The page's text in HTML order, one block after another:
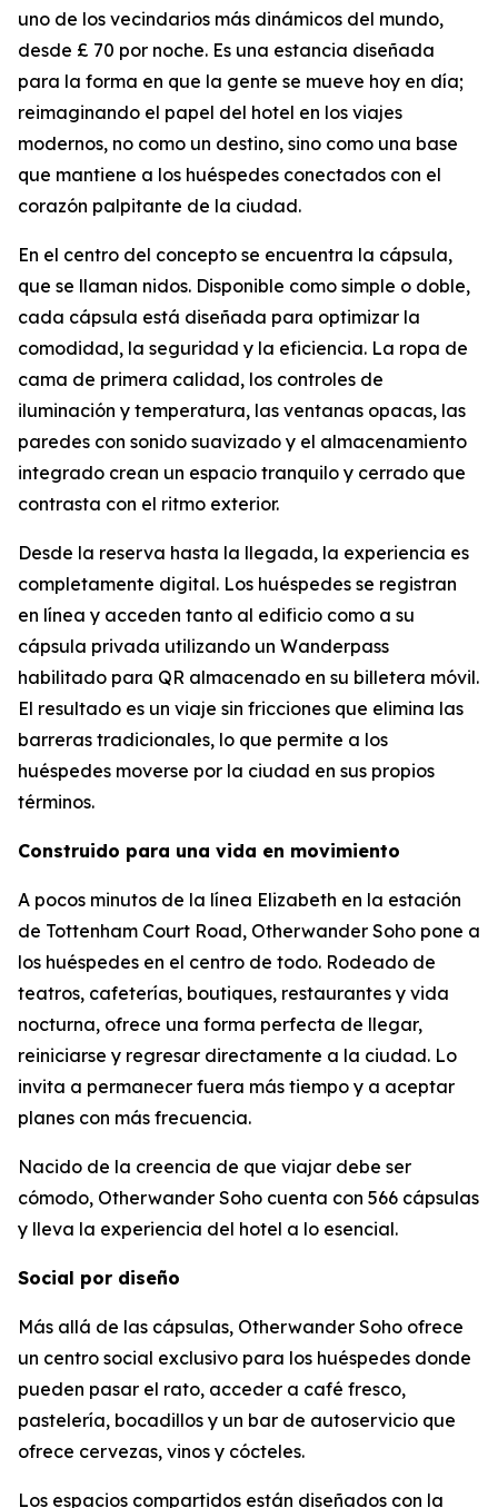
uno de los vecindarios más dinámicos del mundo,
desde £ 70 por noche. Es una estancia diseñada
para la forma en que la gente se mueve hoy en día;
reimaginando el papel del hotel en los viajes
modernos, no como un destino, sino como una base
que mantiene a los huéspedes conectados con el
corazón palpitante de la ciudad.
En el centro del concepto se encuentra la cápsula,
que se llaman nidos. Disponible como simple o doble,
cada cápsula está diseñada para optimizar la
comodidad, la seguridad y la eficiencia. La ropa de
cama de primera calidad, los controles de
iluminación y temperatura, las ventanas opacas, las
paredes con sonido suavizado y el almacenamiento
integrado crean un espacio tranquilo y cerrado que
contrasta con el ritmo exterior.
Desde la reserva hasta la llegada, la experiencia es
completamente digital. Los huéspedes se registran
en línea y acceden tanto al edificio como a su
cápsula privada utilizando un Wanderpass
habilitado para QR almacenado en su billetera móvil.
El resultado es un viaje sin fricciones que elimina las
barreras tradicionales, lo que permite a los
huéspedes moverse por la ciudad en sus propios
términos.
Construido para una vida en movimiento
A pocos minutos de la línea Elizabeth en la estación
de Tottenham Court Road, Otherwander Soho pone a
los huéspedes en el centro de todo. Rodeado de
teatros, cafeterías, boutiques, restaurantes y vida
nocturna, ofrece una forma perfecta de llegar,
reiniciarse y regresar directamente a la ciudad. Lo
invita a permanecer fuera más tiempo y a aceptar
planes con más frecuencia.
Nacido de la creencia de que viajar debe ser
cómodo, Otherwander Soho cuenta con 566 cápsulas
y lleva la experiencia del hotel a lo esencial.
Social por diseño
Más allá de las cápsulas, Otherwander Soho ofrece
un centro social exclusivo para los huéspedes donde
pueden pasar el rato, acceder a café fresco,
pastelería, bocadillos y un bar de autoservicio que
ofrece cervezas, vinos y cócteles.
Los espacios compartidos están diseñados con la